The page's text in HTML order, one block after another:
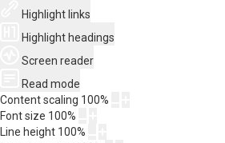
Highlight links
Highlight headings
Screen reader
Read mode
Content scaling 100%
Font size 100%
Line height 100%